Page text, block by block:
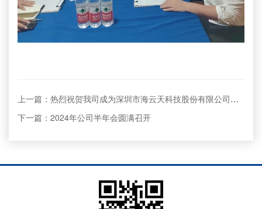
上一篇：热烈祝贺我司成为深圳市海云天科技股份有限公司陕西地区代理商
下一篇：2024年公司半年会圆满召开